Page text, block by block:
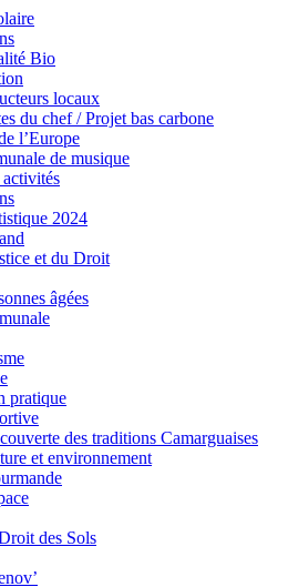
Bio
locaux
du chef / Projet bas carbone
l’Europe
de musique
2024
et du Droit
âgées
pratique
des traditions Camarguaises
et environnement
des Sols